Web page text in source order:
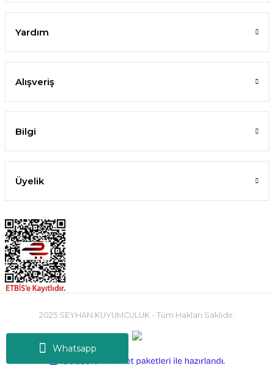
Whatsapp
Yardım
Alışveriş
Bilgi
Üyelik
2025 SEYHAN KUYUMCULUK - Tüm Hakları Saklıdır.
e-